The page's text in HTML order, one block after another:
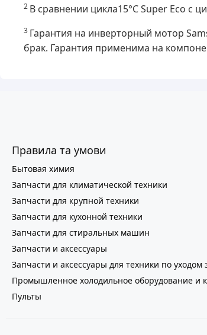
2 В сравнении цикла15°C Super Eco с
3 Гарантия на инверторный мотор
брак. Гарантия применима на
Правила та умови
Бытовая химия
Запчасти для климатической техники
Запчасти для крупной техники
Запчасти для кухонной техники
Запчасти для стиральных машин
Запчасти и аксессуары
Запчасти и аксессуары для техники по
Промышленное холодильное оборудование и
Пульты